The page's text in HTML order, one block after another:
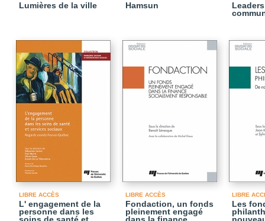
Lumières de la ville Hamsun
LIBRE ACCÈS
L' engagement de la
personne dans les
LIBRE ACCÈS
Fondaction, un fonds
pleinement engagé
LIBRE
Les